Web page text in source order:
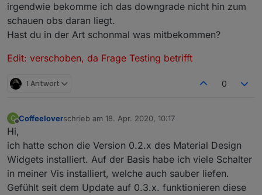
irgendwie bekomme ich das downgrade nicht hin zum
schauen obs daran liegt.
Hast du in der Art schonmal was mitbekommen?
Edit: verschoben, da Frage Testing betrifft
1 Antwort 0
C Coffeeloverschrieb am 18. Apr. 2020, 10:17
zuletzt editiert von
Hi,
ich hatte schon die Version 0.2.x des Material Design
Widgets installiert. Auf der Basis habe ich viele Schalter
in meiner Vis installiert, welche auch sauber liefen.
Gefühlt seit dem Update auf 0.3.x. funktionieren diese